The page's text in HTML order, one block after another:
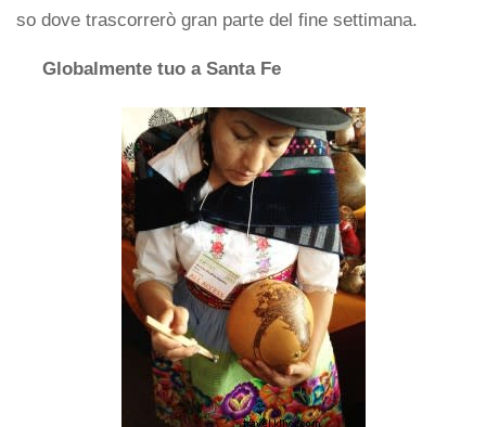
so dove trascorrerò gran parte del fine settimana.
Globalmente tuo a Santa Fe